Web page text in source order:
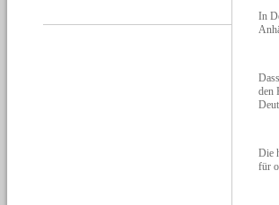
In
den
Die
für